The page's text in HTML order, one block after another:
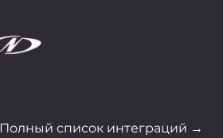
Полный список интеграций →